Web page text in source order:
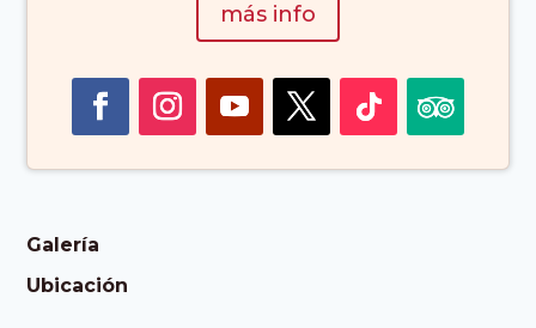
más info
Galería
Ubicación